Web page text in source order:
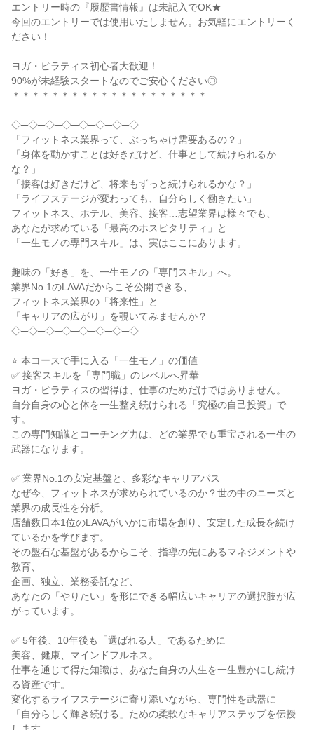
エントリー時の『履歴書情報』は未記入でOK★
今回のエントリーでは使用いたしません。お気軽にエントリーく
ださい！
ヨガ・ピラティス初心者大歓迎！
90%が未経験スタートなのでご安心ください◎
＊＊＊＊＊＊＊＊＊＊＊＊＊＊＊＊＊＊＊＊
◇─◇─◇─◇─◇─◇─◇─◇
「フィットネス業界って、ぶっちゃけ需要あるの？」
「身体を動かすことは好きだけど、仕事として続けられるか
な？」
「接客は好きだけど、将来もずっと続けられるかな？」
「ライフステージが変わっても、自分らしく働きたい」
フィットネス、ホテル、美容、接客…志望業界は様々でも、
あなたが求めている「最高のホスピタリティ」と
「一生モノの専門スキル」は、実はここにあります。
趣味の「好き」を、一生モノの「専門スキル」へ。
業界No.1のLAVAだからこそ公開できる、
フィットネス業界の「将来性」と
「キャリアの広がり」を覗いてみませんか？
◇─◇─◇─◇─◇─◇─◇─◇
⭐ 本コースで手に入る「一生モノ」の価値
✅ 接客スキルを「専門職」のレベルへ昇華
ヨガ・ピラティスの習得は、仕事のためだけではありません。
自分自身の心と体を一生整え続けられる「究極の自己投資」で
す。
この専門知識とコーチング力は、どの業界でも重宝される一生の
武器になります。
✅ 業界No.1の安定基盤と、多彩なキャリアパス
なぜ今、フィットネスが求められているのか？世の中のニーズと
業界の成長性を分析。
店舗数日本1位のLAVAがいかに市場を創り、安定した成長を続け
ているかを学びます。
その盤石な基盤があるからこそ、指導の先にあるマネジメントや
教育、
企画、独立、業務委託など、
あなたの「やりたい」を形にできる幅広いキャリアの選択肢が広
がっています。
✅ 5年後、10年後も「選ばれる人」であるために
美容、健康、マインドフルネス。
仕事を通じて得た知識は、あなた自身の人生を一生豊かにし続け
る資産です。
変化するライフステージに寄り添いながら、専門性を武器に
「自分らしく輝き続ける」ための柔軟なキャリアステップを伝授